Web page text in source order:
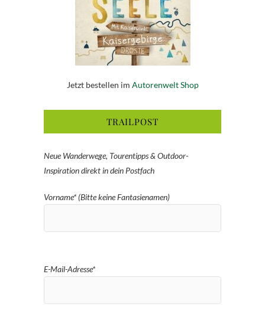
Jetzt bestellen im Autorenwelt Shop
TRAILPOST
Neue Wanderwege, Tourentipps & Outdoor-
Inspiration direkt in dein Postfach
Vorname* (Bitte keine Fantasienamen)
E-Mail-Adresse*